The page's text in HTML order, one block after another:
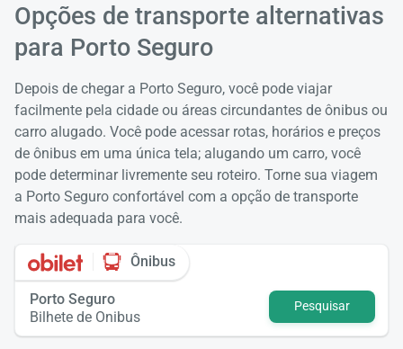
Opções de transporte alternativas
para Porto Seguro
Depois de chegar a Porto Seguro, você pode viajar
facilmente pela cidade ou áreas circundantes de ônibus ou
carro alugado. Você pode acessar rotas, horários e preços
de ônibus em uma única tela; alugando um carro, você
pode determinar livremente seu roteiro. Torne sua viagem
a Porto Seguro confortável com a opção de transporte
mais adequada para você.
Ônibus
Porto Seguro
Bilhete de Onibus
Pesquisar